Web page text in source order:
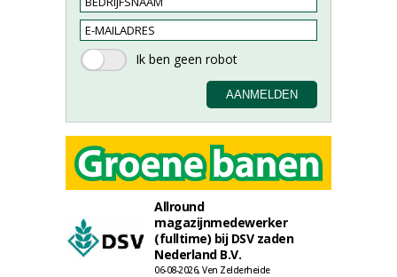
Allround
magazijnmedewerker
(fulltime) bij DSV zaden
Nederland B.V.
06-08-2026, Ven Zelderheide